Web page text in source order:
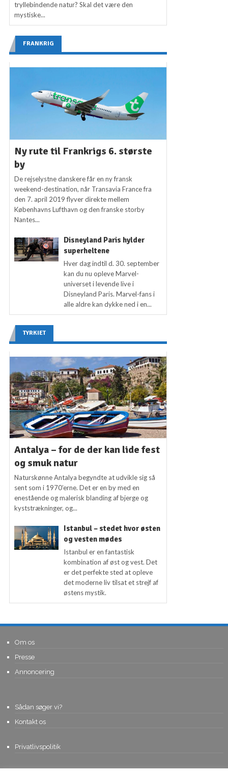
tryllebindende natur? Skal det være den
mystiske...
FRANKRIG
Ny rute til Frankrigs 6. største
by
De rejselystne danskere får en ny fransk
weekend-destination, når Transavia France fra
den 7. april 2019 flyver direkte mellem
Københavns Lufthavn og den franske storby
Nantes...
Disneyland Paris hylder
superheltene
Hver dag indtil d. 30. september
kan du nu opleve Marvel-
universet i levende live i
Disneyland Paris. Marvel-fans i
alle aldre kan dykke ned i en...
TYRKIET
Antalya – for de der kan lide fest
og smuk natur
Naturskønne Antalya begyndte at udvikle sig så
sent som i 1970’erne. Det er en by med en
enestående og malerisk blanding af bjerge og
kyststrækninger, og...
Istanbul – stedet hvor østen
og vesten mødes
Istanbul er en fantastisk
kombination af øst og vest. Det
er det perfekte sted at opleve
det moderne liv tilsat et strejf af
østens mystik.
Om os
Presse
Annoncering
Sådan søger vi?
Kontakt os
Privatlivspolitik